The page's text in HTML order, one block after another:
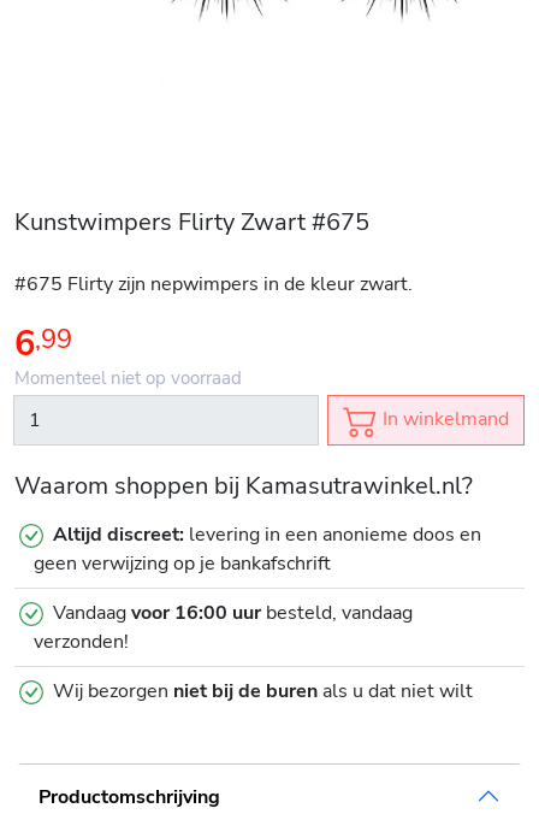
Kunstwimpers Flirty Zwart #675
#675 Flirty zijn nepwimpers in de kleur zwart.
6,99
Momenteel niet op voorraad
In winkelmand
Waarom shoppen bij Kamasutrawinkel.nl?
Altijd discreet: levering in een anonieme doos en
geen verwijzing op je bankafschrift
Vandaagvoor 16:00 uurbesteld, vandaag
verzonden!
Wij bezorgen niet bij de burenals u dat niet wilt
Productomschrijving